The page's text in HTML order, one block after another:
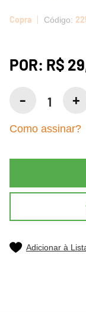
Copra
POR: R$
Como assinar?
Adicionar à